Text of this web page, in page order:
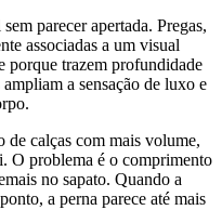
parecer apertada. Pregas,
associadas a um visual
porque trazem profundidade
a sensação de luxo e
de calças com mais volume,
O problema é o comprimento
no sapato. Quando a
a perna parece até mais